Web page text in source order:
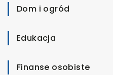
Dom i ogród
Edukacja
Finanse osobiste